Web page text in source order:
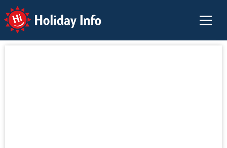
Holiday Info